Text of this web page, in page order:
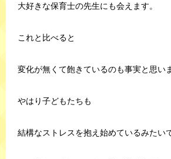
大好きな保育士の先生にも会えます。
これと比べると
変化が無くて飽きているのも事実と思い
やはり子どもたちも
結構なストレスを抱え始めているみたい